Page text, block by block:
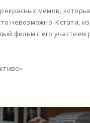
мемов,
невозможно. Кстати,
фильм с его участием